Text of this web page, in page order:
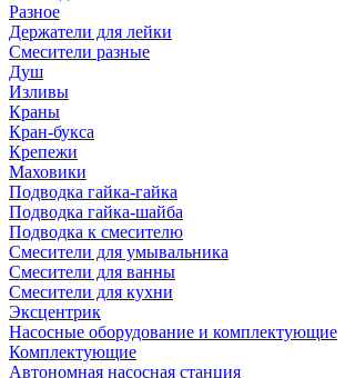
Разное
Держатели для лейки
Смесители разные
Душ
Изливы
Краны
Кран-букса
Крепежи
Маховики
Подводка гайка-гайка
Подводка гайка-шайба
Подводка к смесителю
Смесители для умывальника
Смесители для ванны
Смесители для кухни
Эксцентрик
Насосные оборудование и комплектующие
Комплектующие
Автономная насосная станция